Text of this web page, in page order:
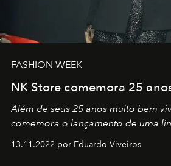
FASHION WEEK
NK Store comemora 25
Além de seus 25 anos muito bem
comemora o lançamento de uma
13.11.2022 por Eduardo Viveiros